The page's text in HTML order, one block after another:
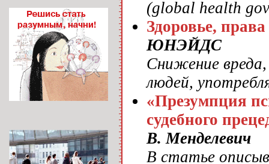
(global health
Здоровье,
ЮНЭЙДС
Снижение вреда,
людей,
«Презумпция
судебного
В. Менделевич
В статье